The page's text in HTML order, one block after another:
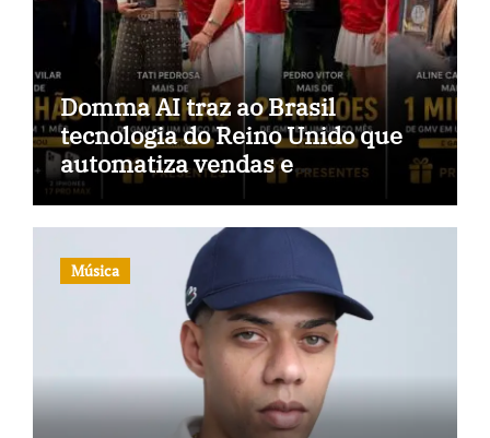
Domma AI traz ao Brasil
tecnologia do Reino Unido que
automatiza vendas e
inteligência no TikTok Shop
Música